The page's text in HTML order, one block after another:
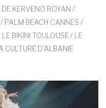
KERVENO ROYAN /
PALM BEACH CANNES /
BIKINI TOULOUSE / LE
CULTURE D'ALBANIE